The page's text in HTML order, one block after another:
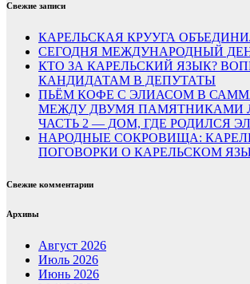
Свежие записи
КАРЕЛЬСКАЯ КРУУГА
СЕГОДНЯ МЕЖДУНАРОДНЫЙ
КТО ЗА КАРЕЛЬСКИЙ ЯЗЫК?
КАНДИДАТАМ В ДЕПУТАТЫ
ПЬЁМ КОФЕ С ЭЛИАСОМ В
МЕЖДУ ДВУМЯ ПАМЯТНИКАМИ
ЧАСТЬ 2 — ДОМ, ГДЕ РОДИЛСЯ
НАРОДНЫЕ СОКРОВИЩА:
ПОГОВОРКИ О КАРЕЛЬСКОМ
Свежие комментарии
Архивы
Август 2026
Июль 2026
Июнь 2026